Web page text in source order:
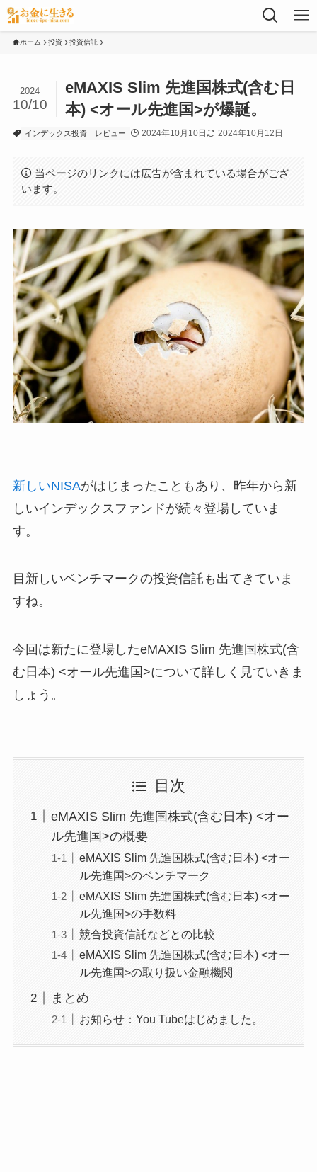
ホーム 投資 投資信託
eMAXIS Slim 先進国株式(含む日
本) <オール先進国>が爆誕。
2024
10/10
インデックス投資 レビュー 2024年10月10日 2024年10月12日
当ページのリンクには広告が含まれている場合がござ
います。
新しいNISAがはじまったこともあり、昨年から新
しいインデックスファンドが続々登場していま
す。
目新しいベンチマークの投資信託も出てきていま
すね。
今回は新たに登場したeMAXIS Slim 先進国株式(含
む日本) <オール先進国>について詳しく見ていきま
しょう。
目次
eMAXIS Slim 先進国株式(含む日本) <オー
ル先進国>の概要
eMAXIS Slim 先進国株式(含む日本) <オー
ル先進国>のベンチマーク
eMAXIS Slim 先進国株式(含む日本) <オー
ル先進国>の手数料
競合投資信託などとの比較
eMAXIS Slim 先進国株式(含む日本) <オー
ル先進国>の取り扱い金融機関
まとめ
お知らせ：You Tubeはじめました。